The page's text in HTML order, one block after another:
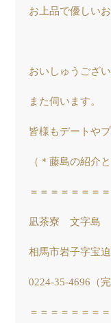
お上品で優しい
おいしゅうござい
また伺います。
皆様もデートや
（＊藤島の紹介
＝＝＝＝＝＝＝
凪茶寮 文字島
相馬市岩子字宝
0224-35-4696（
＝＝＝＝＝＝＝